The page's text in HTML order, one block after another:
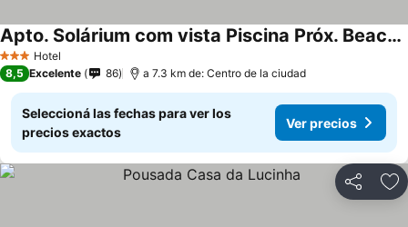
3 Estrellas
Hotel
Apto. Solárium com vista Piscina Próx. Beach Park
Ver precios
8,5 Excelente 86 a 7.3 km de: Centro de la ciudad
Seleccioná las fechas para ver los
precios exactos
Ver precios
Compartir